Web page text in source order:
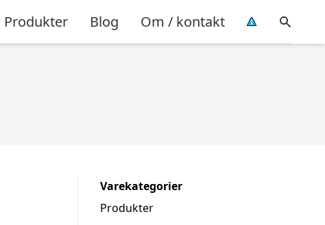
Produkter Blog Om / kontakt
Varekategorier
Produkter